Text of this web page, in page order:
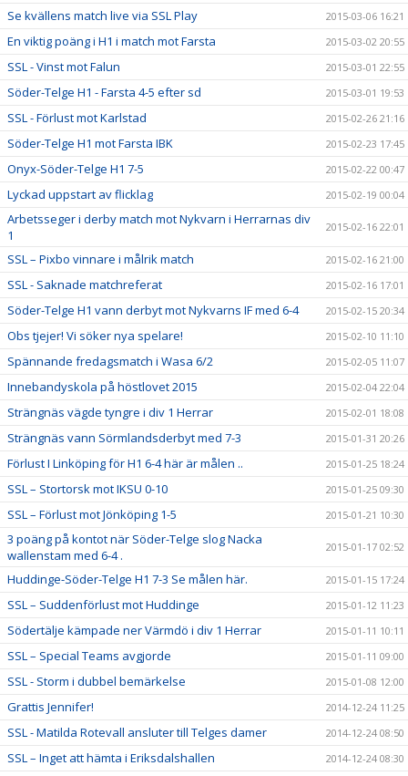
Se kvällens match live via SSL Play 2015-03-06 16:21
En viktig poäng i H1 i match mot Farsta 2015-03-02 20:55
SSL - Vinst mot Falun 2015-03-01 22:55
Söder-Telge H1 - Farsta 4-5 efter sd 2015-03-01 19:53
SSL - Förlust mot Karlstad 2015-02-26 21:16
Söder-Telge H1 mot Farsta IBK 2015-02-23 17:45
Onyx-Söder-Telge H1 7-5 2015-02-22 00:47
Lyckad uppstart av flicklag 2015-02-19 00:04
Arbetsseger i derby match mot Nykvarn i Herrarnas div
1
2015-02-16 22:01
SSL – Pixbo vinnare i målrik match 2015-02-16 21:00
SSL - Saknade matchreferat 2015-02-16 17:01
Söder-Telge H1 vann derbyt mot Nykvarns IF med 6-4 2015-02-15 20:34
Obs tjejer! Vi söker nya spelare! 2015-02-10 11:10
Spännande fredagsmatch i Wasa 6/2 2015-02-05 11:07
Innebandyskola på höstlovet 2015 2015-02-04 22:04
Strängnäs vägde tyngre i div 1 Herrar 2015-02-01 18:08
Strängnäs vann Sörmlandsderbyt med 7-3 2015-01-31 20:26
Förlust I Linköping för H1 6-4 här är målen .. 2015-01-25 18:24
SSL – Stortorsk mot IKSU 0-10 2015-01-25 09:30
SSL – Förlust mot Jönköping 1-5 2015-01-21 10:30
3 poäng på kontot när Söder-Telge slog Nacka
wallenstam med 6-4 .
2015-01-17 02:52
Huddinge-Söder-Telge H1 7-3 Se målen här. 2015-01-15 17:24
SSL – Suddenförlust mot Huddinge 2015-01-12 11:23
Södertälje kämpade ner Värmdö i div 1 Herrar 2015-01-11 10:11
SSL – Special Teams avgjorde 2015-01-11 09:00
SSL - Storm i dubbel bemärkelse 2015-01-08 12:00
Grattis Jennifer! 2014-12-24 11:25
SSL - Matilda Rotevall ansluter till Telges damer 2014-12-24 08:50
SSL – Inget att hämta i Eriksdalshallen
2014-12-24 08:30